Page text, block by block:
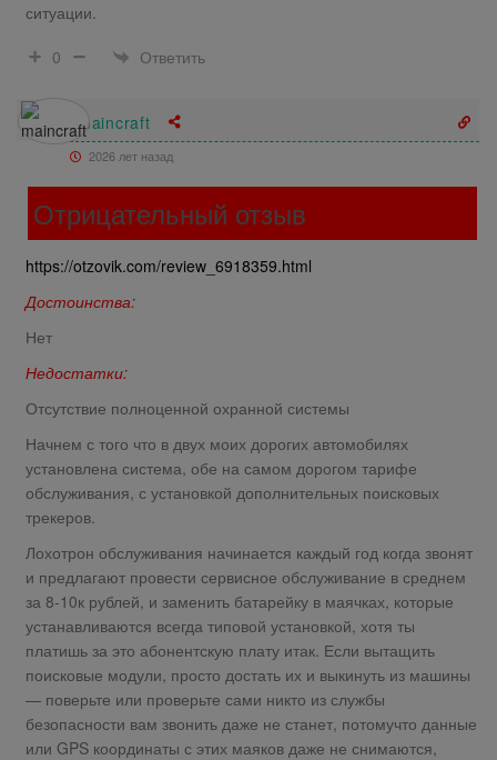
ситуации.
0
Ответить
maincraft
2026 лет назад
Отрицательный отзыв
https://otzovik.com/review_6918359.html
Достоинства:
Нет
Недостатки:
Отсутствие полноценной охранной системы
Начнем с того что в двух моих дорогих автомобилях
установлена система, обе на самом дорогом тарифе
обслуживания, с установкой дополнительных поисковых
трекеров.
Лохотрон обслуживания начинается каждый год когда звонят
и предлагают провести сервисное обслуживание в среднем
за 8-10к рублей, и заменить батарейку в маячках, которые
устанавливаются всегда типовой установкой, хотя ты
платишь за это абонентскую плату итак. Если вытащить
поисковые модули, просто достать их и выкинуть из машины
— поверьте или проверьте сами никто из службы
безопасности вам звонить даже не станет, потомучто данные
или GPS координаты с этих маяков даже не снимаются,